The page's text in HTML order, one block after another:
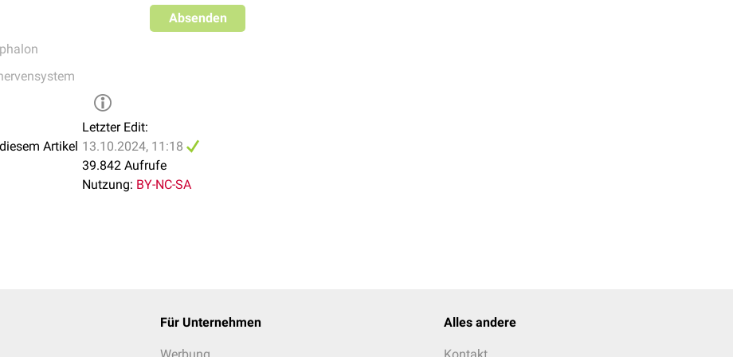
aus anderen Hirngregionen und anderen Teilen der Area piriformis
befindet sich der
Absenden
Artikel
Letzter Edit:
13.10.2024, 11:18
39.842 Aufrufe
Nutzung: BY-NC-SA
Für Unternehmen Alles andere